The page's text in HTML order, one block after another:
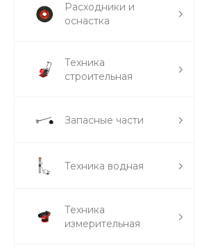
Расходники и
оснастка
Техника
строительная
Запасные части
Техника водная
Техника
измерительная